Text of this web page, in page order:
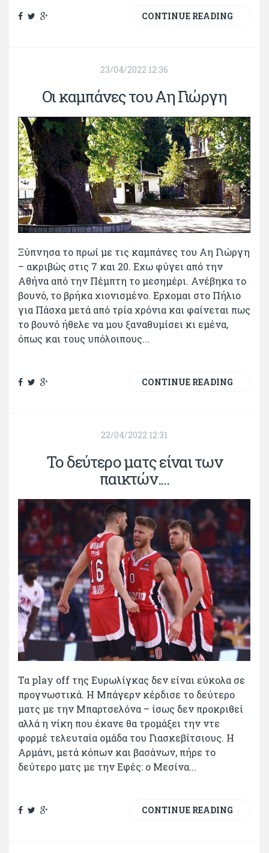
CONTINUE READING
23/04/2022 12:36
Οι καμπάνες του Αη Γιώργη
Ξύπνησα το πρωί με τις καμπάνες του Αη Γιώργη
– ακριβώς στις 7 και 20. Εχω φύγει από την
Αθήνα από την Πέμπτη το μεσημέρι. Ανέβηκα το
βουνό, το βρήκα χιονισμένο. Ερχομαι στο Πήλιο
για Πάσχα μετά από τρία χρόνια και φαίνεται πως
το βουνό ήθελε να μου ξαναθυμίσει κι εμένα,
όπως και τους υπόλοιπους...
CONTINUE READING
22/04/2022 12:31
Το δεύτερο ματς είναι των
παικτών....
Τα play off της Ευρωλίγκας δεν είναι εύκολα σε
προγνωστικά. Η Μπάγερν κέρδισε το δεύτερο
ματς με την Μπαρτσελόνα – ίσως δεν προκριθεί
αλλά η νίκη που έκανε θα τρομάξει την ντε
φορμέ τελευταία ομάδα του Γιασκεβίτσιους. Η
Αρμάνι, μετά κόπων και βασάνων, πήρε το
δεύτερο ματς με την Εφές: ο Μεσίνα...
CONTINUE READING